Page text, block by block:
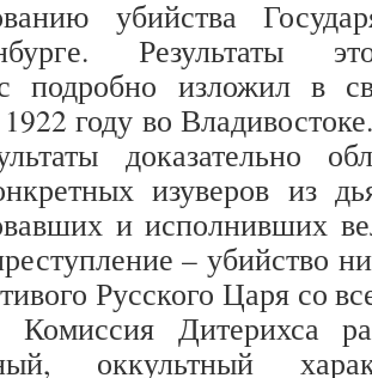
убийства
Результаты
подробно изложил в
году во
доказательно
изуверов из
и исполнивших
– убийство
Русского Царя со
Комиссия Дитерихса
оккультный